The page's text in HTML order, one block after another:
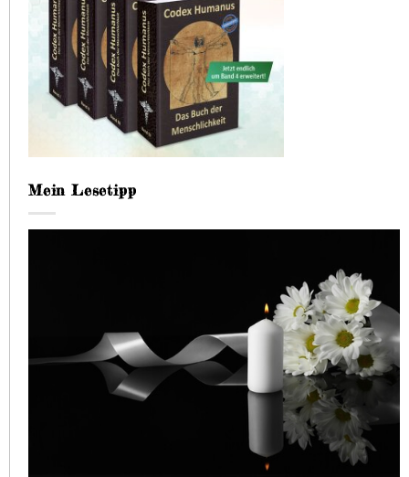
Mein Lesetipp